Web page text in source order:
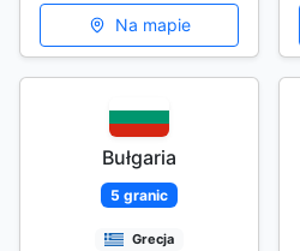
Na mapie
Bułgaria
5 granic
Grecja